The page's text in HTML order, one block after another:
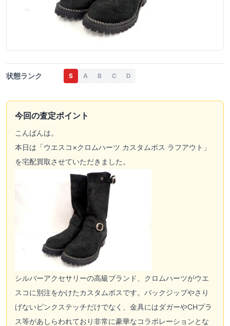
状態ランク S A B C D
今回の査定ポイント
こんばんは。
本日は「ウエスコ×クロムハーツ カスタムボス ラフアウト」
を宅配買取 させていただきました。
シルバーアクセサリーの高級ブランド、クロムハーツがウエ
スコに別注をかけたカスタムボスです。バックジップやさり
げないピンクステッチだけでなく、金具にはダガーやCHプラ
ス等があしらわれており非常に豪華なコラボレーションとな